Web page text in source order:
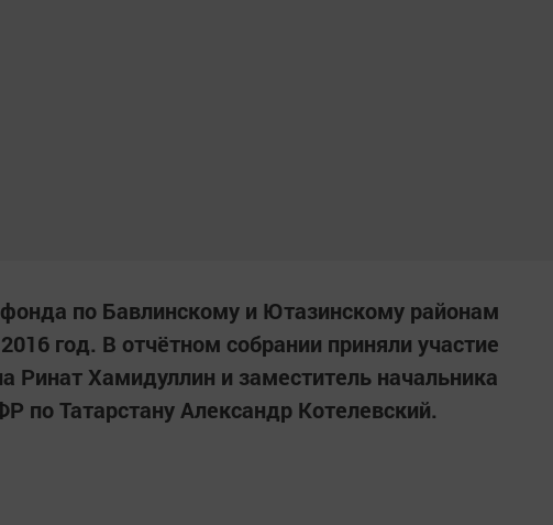
по Бавлинскому и Ютазинскому районам
год. В отчётном собрании приняли участие
Ринат Хамидуллин и заместитель начальника
по Татарстану Александр Котелевский.